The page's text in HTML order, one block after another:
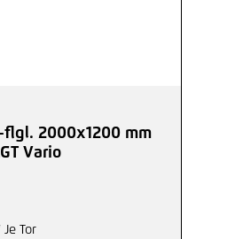
flgl. 2000x1200 mm
Vario
Je Tor